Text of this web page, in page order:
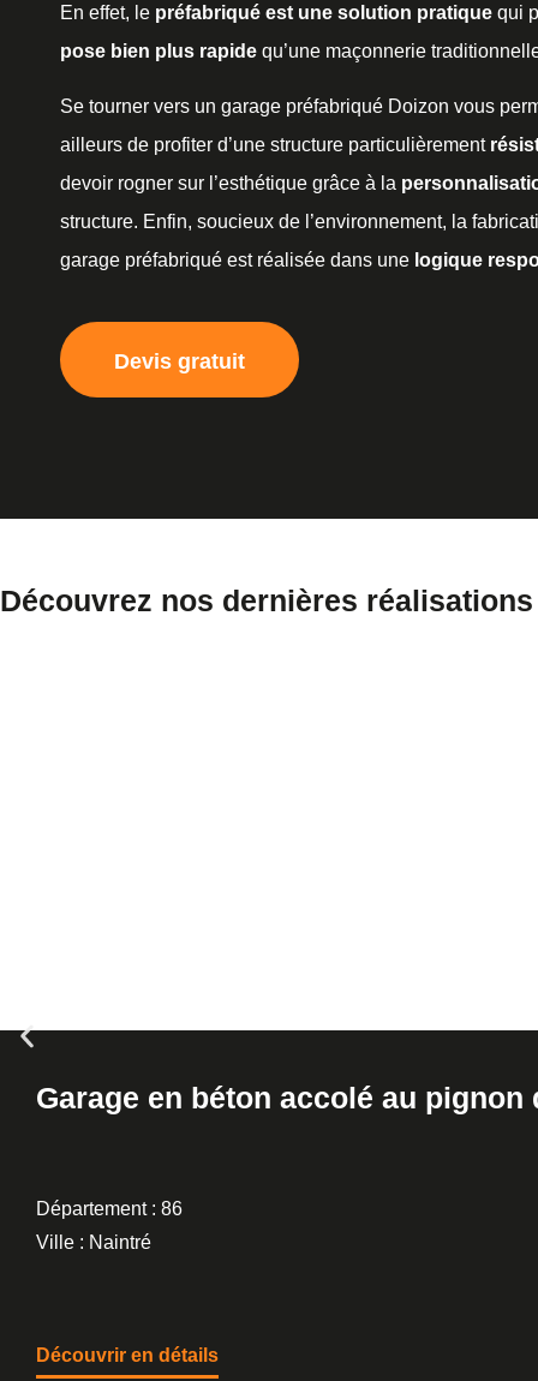
En effet, le préfabriqué est une solution pratique qui
pose bien plus rapide qu’une maçonnerie
Se tourner vers un garage préfabriqué Doizon vous
ailleurs de profiter d’une structure particulièrement
devoir rogner sur l’esthétique grâce à la
structure. Enfin, soucieux de l’environnement, la
garage préfabriqué est réalisée dans une logique
Devis gratuit
Découvrez nos dernières
Garage en béton accolé au pignon
Département : 86
Ville : Naintré
Découvrir en détails